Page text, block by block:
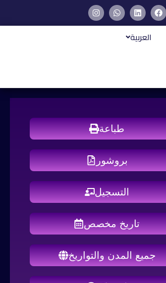
العربية
طباعة
بروشور
التسجيل
تاريخ مخصص
جميع المدن والتواريخ